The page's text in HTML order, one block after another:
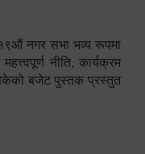
नगर सभा भव्य रूपमा
नीति, कार्यक्रम
बजेट पुस्तक प्रस्तुत